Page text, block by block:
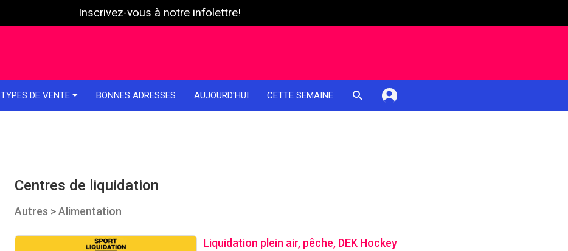
Inscrivez-vous à notre infolettre!
TYPES DE VENTE BONNES ADRESSES AUJOURD'HUI CETTE SEMAINE
Centres de liquidation
Autres > Alimentation
Liquidation plein air, pêche, DEK Hockey